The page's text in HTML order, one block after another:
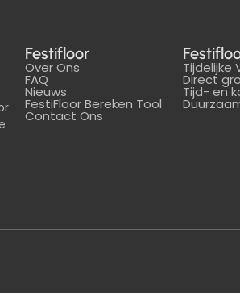
Festifloor
Over Ons
FAQ
Nieuws
FestiFloor Bereken Tool
Contact Ons
Tijdelijke
Direct
Tijd- en